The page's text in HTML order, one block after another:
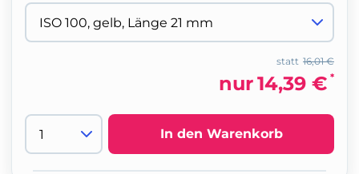
16,01 €
statt
nur14,39 € *
In den Warenkorb